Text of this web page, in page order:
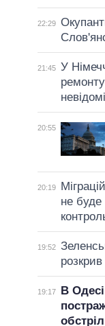
22:29
21:45 У
20:55
20:19
не буде
19:52
19:17
В